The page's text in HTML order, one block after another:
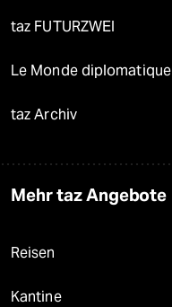
taz FUTURZWEI
Le Monde diplomatique
taz Archiv
Mehr taz Angebote
Reisen
Kantine